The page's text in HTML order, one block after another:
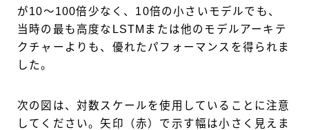
が10〜100倍少なく、10倍の小さいモデルでも、
当時の最も高度なLSTMまたは他のモデルアーキテ
クチャーよりも、優れたパフォーマンスを得られま
した。
次の図は、対数スケールを使用していることに注意
してください。矢印（赤）で示す幅は小さく見えま